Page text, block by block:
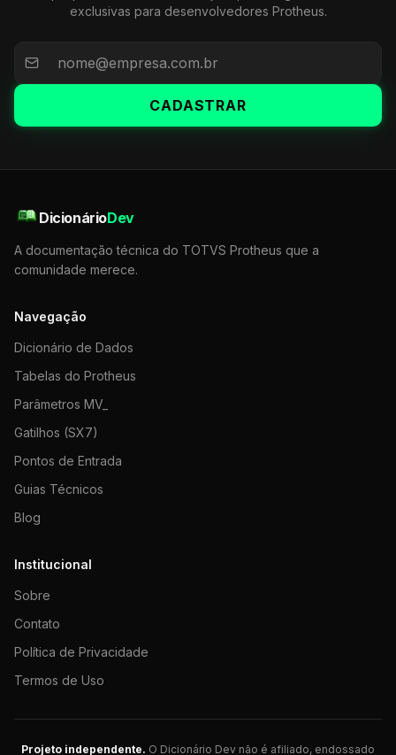
exclusivas para desenvolvedores Protheus.
CADASTRAR
DicionárioDev
A documentação técnica do TOTVS Protheus que a
comunidade merece.
Navegação
Dicionário de Dados
Tabelas do Protheus
Parâmetros MV_
Gatilhos (SX7)
Pontos de Entrada
Guias Técnicos
Blog
Institucional
Sobre
Contato
Política de Privacidade
Termos de Uso
Projeto independente. O Dicionário Dev não é afiliado, endossado